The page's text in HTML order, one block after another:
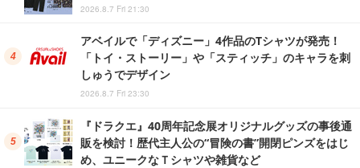
2026.8.7 Fri 21:30
アベイルで「ディズニー」4作品のTシャツが発売！
「トイ・ストーリー」や「スティッチ」のキャラを刺
しゅうでデザイン
2026.8.7 Fri 23:30
『ドラクエ』40周年記念展オリジナルグッズの事後通
販を検討！歴代主人公の“冒険の書”開閉ピンズをはじ
め、ユニークなＴシャツや雑貨など